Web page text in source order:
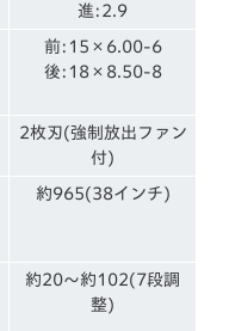
進:2.9
前:15×6.00-6
後:18×8.50-8
2枚刃(強制放出ファン
付)
約965(38インチ)
約20～約102(7段調
整)